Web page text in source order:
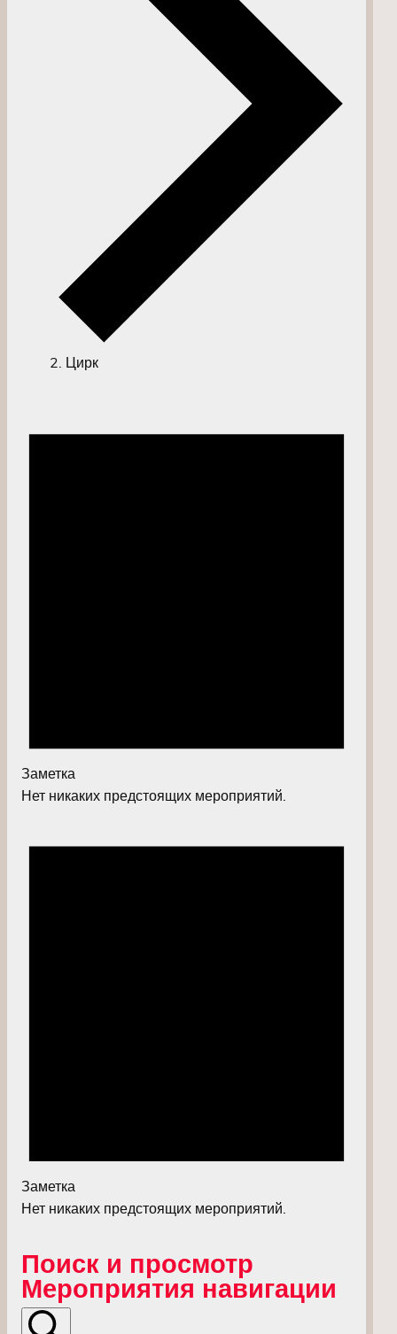
Цирк
Мероприятия
Заметка
Нет никаких предстоящих мероприятий.
Заметка
Нет никаких предстоящих мероприятий.
Поиск и просмотр
Мероприятия навигации